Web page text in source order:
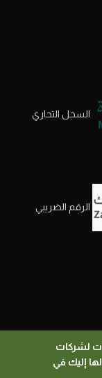
لشركات
إليك في
السجل التحاري
الرقم الضريبي